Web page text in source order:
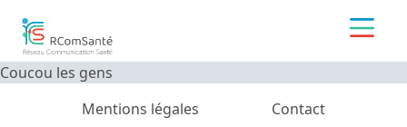
Coucou les gens
Mentions légales
Contact